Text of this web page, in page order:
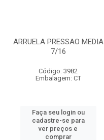
ARRUELA PRESSAO MEDIA
7/16
Código: 3982
Embalagem: CT
Faça seu login ou
cadastre-se para
ver preços e
comprar